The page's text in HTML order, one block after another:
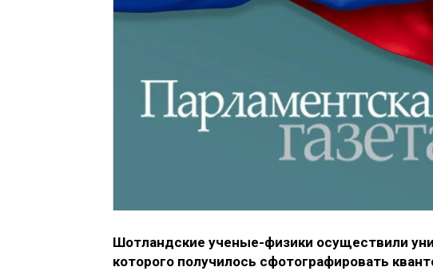
Шотландские ученые-физики осуществили
которого получилось сфотографировать